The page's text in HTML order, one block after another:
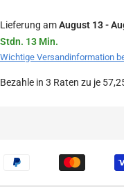
Lieferung amAugust 13 -
Stdn. 13 Min.
Wichtige Versandinformation
Bezahle in 3 Raten zu je